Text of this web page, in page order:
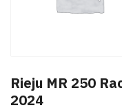
Rieju MR 250
2024